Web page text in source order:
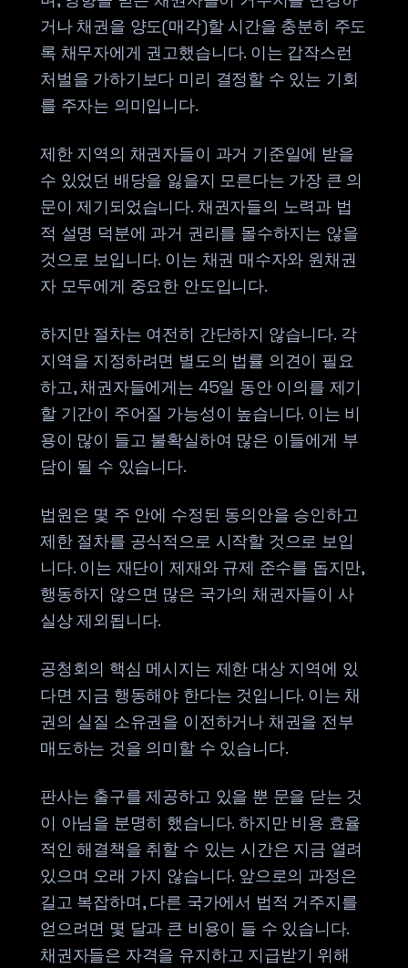
거나 채권을 양도(매각)할 시간을 충분히 주도
록 채무자에게 권고했습니다. 이는 갑작스런
처벌을 가하기보다 미리 결정할 수 있는 기회
를 주자는 의미입니다.
제한 지역의 채권자들이 과거 기준일에 받을
수 있었던 배당을 잃을지 모른다는 가장 큰 의
문이 제기되었습니다. 채권자들의 노력과 법
적 설명 덕분에 과거 권리를 몰수하지는 않을
것으로 보입니다. 이는 채권 매수자와 원채권
자 모두에게 중요한 안도입니다.
하지만 절차는 여전히 간단하지 않습니다. 각
지역을 지정하려면 별도의 법률 의견이 필요
하고, 채권자들에게는 45일 동안 이의를 제기
할 기간이 주어질 가능성이 높습니다. 이는 비
용이 많이 들고 불확실하여 많은 이들에게 부
담이 될 수 있습니다.
법원은 몇 주 안에 수정된 동의안을 승인하고
제한 절차를 공식적으로 시작할 것으로 보입
니다. 이는 재단이 제재와 규제 준수를 돕지만,
행동하지 않으면 많은 국가의 채권자들이 사
실상 제외됩니다.
공청회의 핵심 메시지는 제한 대상 지역에 있
다면 지금 행동해야 한다는 것입니다. 이는 채
권의 실질 소유권을 이전하거나 채권을 전부
매도하는 것을 의미할 수 있습니다.
판사는 출구를 제공하고 있을 뿐 문을 닫는 것
이 아님을 분명히 했습니다. 하지만 비용 효율
적인 해결책을 취할 수 있는 시간은 지금 열려
있으며 오래 가지 않습니다. 앞으로의 과정은
길고 복잡하며, 다른 국가에서 법적 거주지를
얻으려면 몇 달과 큰 비용이 들 수 있습니다.
채권자들은 자격을 유지하고 지급받기 위해